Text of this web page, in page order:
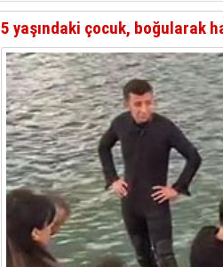
5 yaşındaki çocuk, boğularak